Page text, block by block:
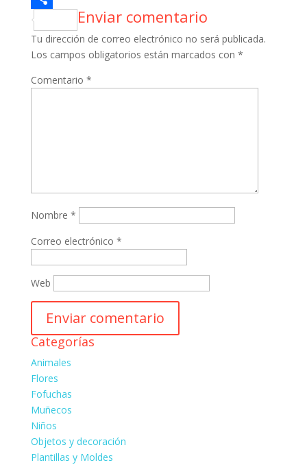
Compartir
Enviar comentario
Tu dirección de correo electrónico no será publicada.
Los campos obligatorios están marcados con *
Comentario *
Nombre *
Correo electrónico *
Web
Categorías
Animales
Flores
Fofuchas
Muñecos
Niños
Objetos y decoración
Plantillas y Moldes